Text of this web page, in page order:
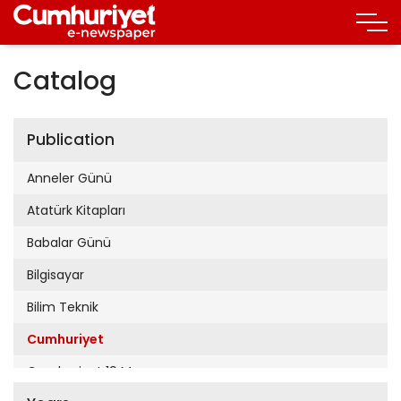
Catalog
Publication
Anneler Günü
Atatürk Kitapları
Babalar Günü
Bilgisayar
Bilim Teknik
Cumhuriyet
Cumhuriyet 19 Mayıs